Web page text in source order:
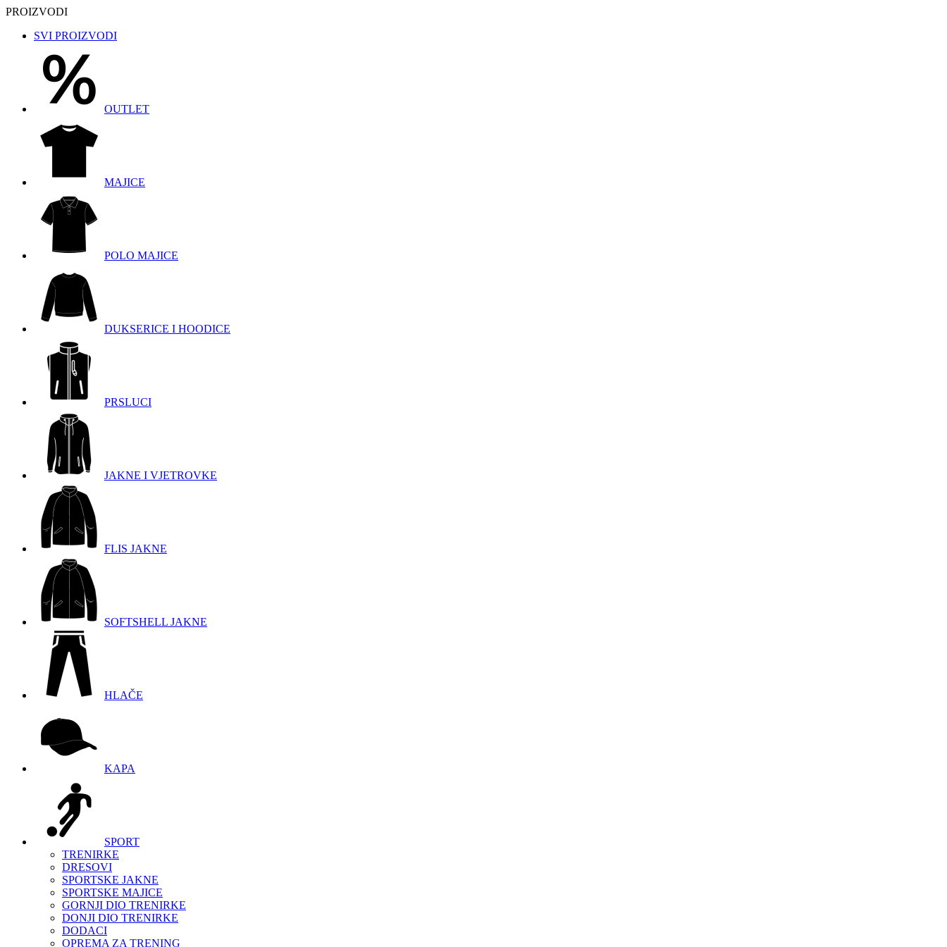
PROIZVODI
SVI PROIZVODI
OUTLET
MAJICE
POLO MAJICE
DUKSERICE I HOODICE
PRSLUCI
JAKNE I VJETROVKE
FLIS JAKNE
SOFTSHELL JAKNE
HLAČE
KAPA
SPORT
TRENIRKE
DRESOVI
SPORTSKE JAKNE
SPORTSKE MAJICE
GORNJI DIO TRENIRKE
DONJI DIO TRENIRKE
DODACI
OPREMA ZA TRENING